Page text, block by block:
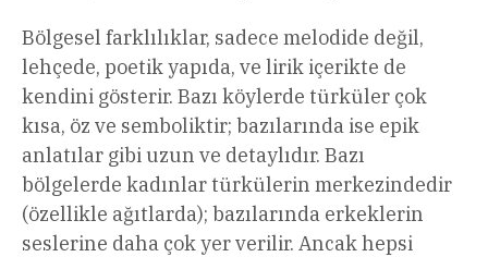
Bölgesel farklılıklar, sadece melodide değil,
lehçede, poetik yapıda, ve lirik içerikte de
kendini gösterir. Bazı köylerde türküler çok
kısa, öz ve semboliktir; bazılarında ise epik
anlatılar gibi uzun ve detaylıdır. Bazı
bölgelerde kadınlar türkülerin merkezindedir
(özellikle ağıtlarda); bazılarında erkeklerin
seslerine daha çok yer verilir. Ancak hepsi